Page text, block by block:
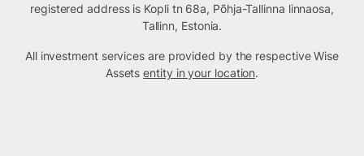
registered address is Kopli tn 68a, Põhja-Tallinna linnaosa,
Tallinn, Estonia.
All investment services are provided by the respective Wise
Assetsentity in your location.